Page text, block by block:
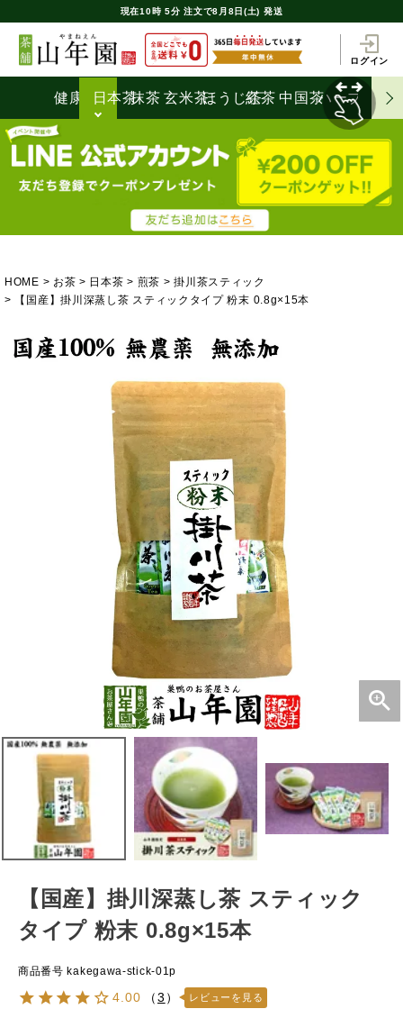
現在10時 5分 注文で8月8日(土) 発送
ログイン
健康茶日本茶抹茶 玄米茶ほうじ茶
紅茶 中国茶ハーブティ
HOME お茶 日本茶 煎茶
掛川茶スティック
【国産】掛川深蒸し茶 スティックタイプ 粉末 0.8g×15本
【国産】掛川深蒸し茶 スティック
タイプ 粉末 0.8g×15本
商品番号 kakegawa-stick-01p
4.00 （3 ） レビューを見る